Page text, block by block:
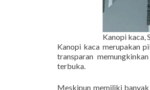
Kanopi kaca,
Kanopi kaca merupakan
transparan
terbuka.
Meskipun memiliki